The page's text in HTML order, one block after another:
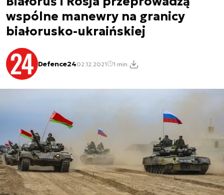
wspólne manewry na granicy
białorusko-ukraińskiej
Defence2402.12.2021 1 min.